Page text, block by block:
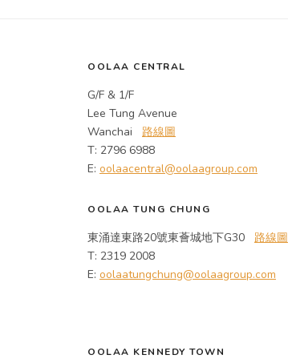
OOLAA CENTRAL
G/F & 1/F
Lee Tung Avenue
Wanchai
路線圖
T: 2796 6988
E: oolaacentral@oolaagroup.com
OOLAA TUNG CHUNG
東涌達東路20號東薈城地下G30
路線圖
T: 2319 2008
E: oolaatungchung@oolaagroup.com
OOLAA KENNEDY TOWN